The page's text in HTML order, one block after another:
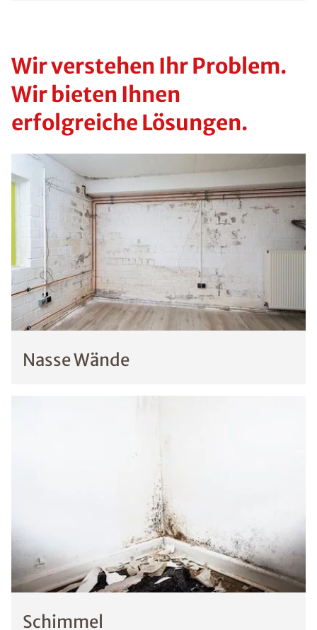
Wir verstehen Ihr Problem.
Wir bieten Ihnen
erfolgreiche Lösungen.
Nasse Wände
Schimmel